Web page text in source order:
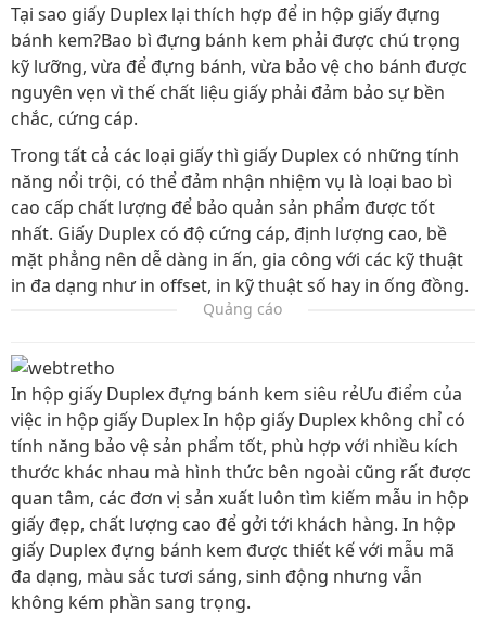
Tại sao giấy Duplex lại thích hợp để in hộp giấy đựng
bánh kem?Bao bì đựng bánh kem phải được chú trọng
kỹ lưỡng, vừa để đựng bánh, vừa bảo vệ cho bánh được
nguyên vẹn vì thế chất liệu giấy phải đảm bảo sự bền
chắc, cứng cáp.
Trong tất cả các loại giấy thì giấy Duplex có những tính
năng nổi trội, có thể đảm nhận nhiệm vụ là loại bao bì
cao cấp chất lượng để bảo quản sản phẩm được tốt
nhất. Giấy Duplex có độ cứng cáp, định lượng cao, bề
mặt phẳng nên dễ dàng in ấn, gia công với các kỹ thuật
in đa dạng như in offset, in kỹ thuật số hay in ống đồng.
Quảng cáo
In hộp giấy Duplex đựng bánh kem siêu rẻƯu điểm của
việc in hộp giấy Duplex In hộp giấy Duplex không chỉ có
tính năng bảo vệ sản phẩm tốt, phù hợp với nhiều kích
thước khác nhau mà hình thức bên ngoài cũng rất được
quan tâm, các đơn vị sản xuất luôn tìm kiếm mẫu in hộp
giấy đẹp, chất lượng cao để gởi tới khách hàng. In hộp
giấy Duplex đựng bánh kem được thiết kế với mẫu mã
đa dạng, màu sắc tươi sáng, sinh động nhưng vẫn
không kém phần sang trọng.